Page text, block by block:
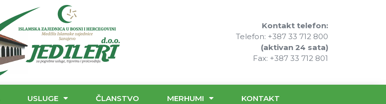
Kontakt telefon:
Telefon: +387 33 712 800
(aktivan 24 sata)
Fax: +387 33 712 801
USLUGE ČLANSTVO MERHUMI KONTAKT